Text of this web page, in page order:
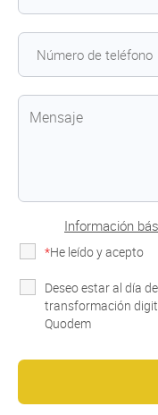
Información
He leído y acepto
*
Deseo estar al día
transformación
Quodem